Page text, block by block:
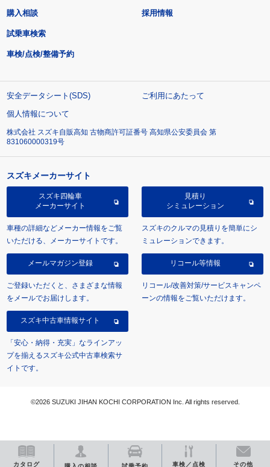
カタログ 車検／点検 その他
購入相談
試乗車検索
車検/点検/整備予約
採用情報
安全データシート(SDS)
ご利用にあたって
個人情報について
株式会社 スズキ自販高知 古物商許可証番号 高知県公安委員会 第
831060000319号
スズキメーカーサイト
スズキ四輪車
メーカーサイト
車種の詳細などメーカー情報をご覧
いただける、メーカーサイトです。
見積り
シミュレーション
スズキのクルマの見積りを簡単にシ
ミュレーションできます。
メールマガジン登録
ご登録いただくと、さまざまな情報
をメールでお届けします。
リコール等情報
リコール/改善対策/サービスキャンペ
ーンの情報をご覧いただけます。
スズキ中古車情報サイト
「安心・納得・充実」なラインアッ
プを揃えるスズキ公式中古車検索サ
イトです。
©2026 SUZUKI JIHAN KOCHI CORPORATION Inc. All rights reserved.